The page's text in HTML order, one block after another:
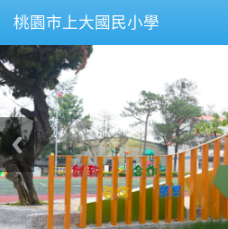
桃園市上大國民小學